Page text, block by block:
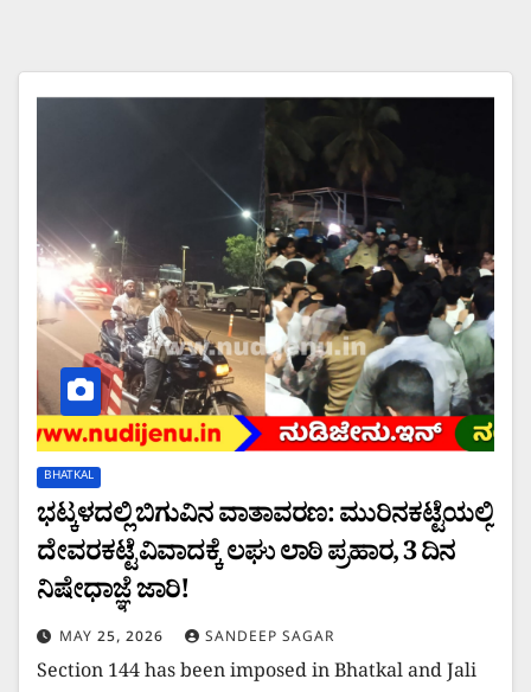
BHATKAL
ಭಟ್ಕಳದಲ್ಲಿ ಬಿಗುವಿನ ವಾತಾವರಣ: ಮುರಿನಕಟ್ಟೆಯಲ್ಲಿ
ದೇವರಕಟ್ಟೆ ವಿವಾದಕ್ಕೆ ಲಘು ಲಾಠಿ ಪ್ರಹಾರ, 3 ದಿನ
ನಿಷೇಧಾಜ್ಞೆ ಜಾರಿ!
MAY 25, 2026 SANDEEP SAGAR
Section 144 has been imposed in Bhatkal and Jali